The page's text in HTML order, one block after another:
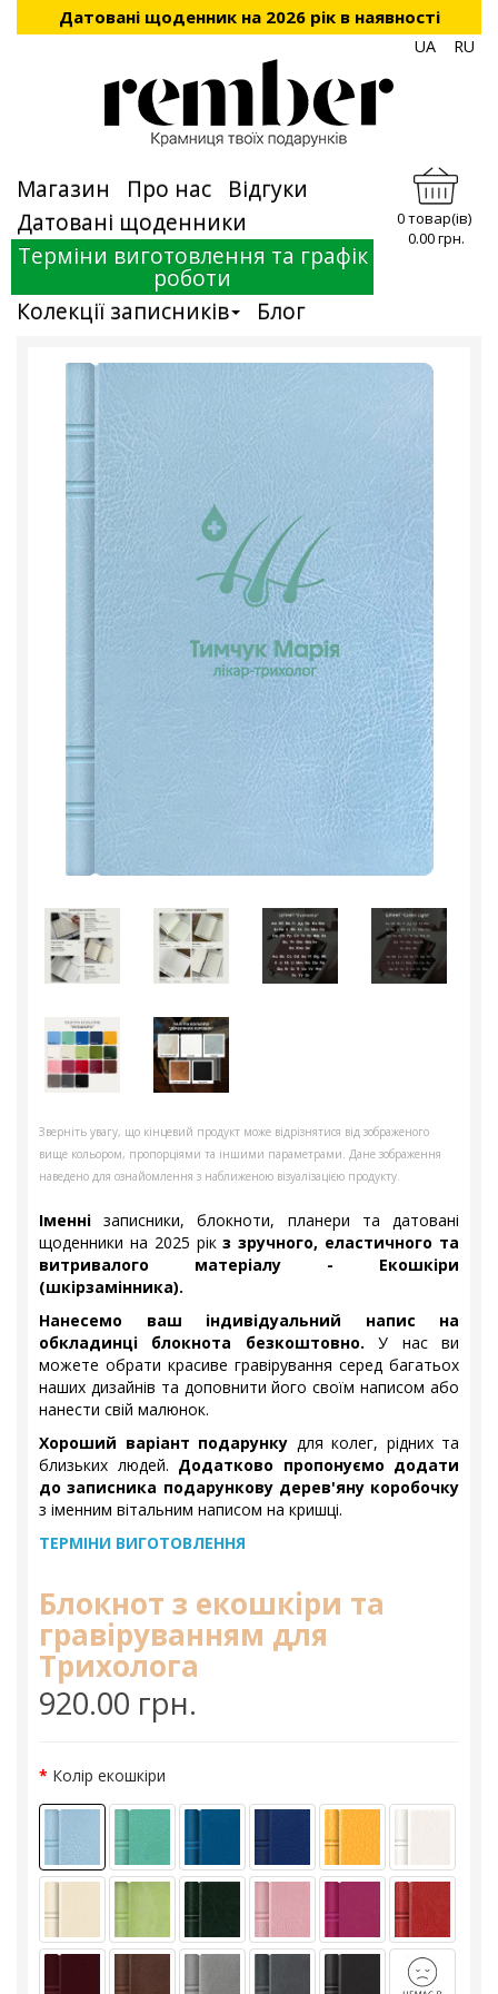
Датовані щоденник на 2026 рік в наявності
UA RU
Магазин Про нас
Відгуки
Датовані щоденники
Терміни виготовлення та графік
роботи
Колекції записників
Блог
0 товар(ів)
0.00 грн.
Зверніть увагу, що кінцевий продукт може відрізнятися від зображеного
вище кольором, пропорціями та іншими параметрами. Дане зображення
наведено для ознайомлення з наближеною візуалізацією продукту.
Іменні записники, блокноти, планери та датовані
щоденники на 2025 рікз зручного, еластичного та
витривалого матеріалу - Екошкіри
(шкірзамінника).
Нанесемо ваш індивідуальний напис на
обкладинці блокнота безкоштовно.У нас ви
можете обрати красиве гравірування серед багатьох
наших дизайнів та доповнити його своїм написом або
нанести свій малюнок.
Хороший варіант подарунку для колег, рідних та
близьких людей. Додатково пропонуємо додати
до записника подарункову дерев'яну коробочку
з іменним вітальним написом на кришці.
ТЕРМІНИ ВИГОТОВЛЕННЯ
Блокнот з екошкіри та
гравіруванням для
Трихолога
920.00 грн.
Колір екошкіри